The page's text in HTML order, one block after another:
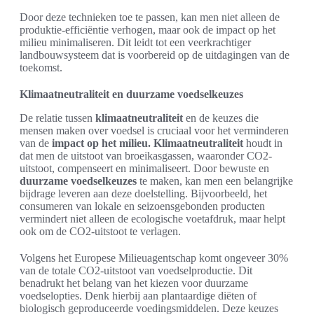
Door deze technieken toe te passen, kan men niet alleen de
produktie-efficiëntie verhogen, maar ook de impact op het
milieu minimaliseren. Dit leidt tot een veerkrachtiger
landbouwsysteem dat is voorbereid op de uitdagingen van de
toekomst.
Klimaatneutraliteit en duurzame voedselkeuzes
De relatie tussen klimaatneutraliteit en de keuzes die
mensen maken over voedsel is cruciaal voor het verminderen
van de impact op het milieu. Klimaatneutraliteit houdt in
dat men de uitstoot van broeikasgassen, waaronder CO2-
uitstoot, compenseert en minimaliseert. Door bewuste en
duurzame voedselkeuzes te maken, kan men een belangrijke
bijdrage leveren aan deze doelstelling. Bijvoorbeeld, het
consumeren van lokale en seizoensgebonden producten
vermindert niet alleen de ecologische voetafdruk, maar helpt
ook om de CO2-uitstoot te verlagen.
Volgens het Europese Milieuagentschap komt ongeveer 30%
van de totale CO2-uitstoot van voedselproductie. Dit
benadrukt het belang van het kiezen voor duurzame
voedselopties. Denk hierbij aan plantaardige diëten of
biologisch geproduceerde voedingsmiddelen. Deze keuzes